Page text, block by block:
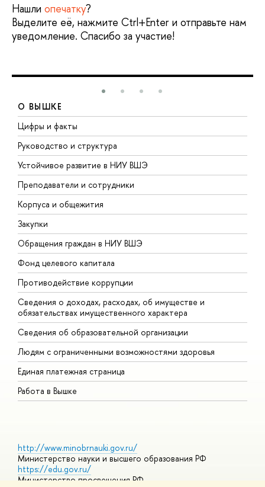
Нашли опечатку?
Выделите её, нажмите Ctrl+Enter и отправьте нам
уведомление. Спасибо за участие!
О ВЫШКЕ
Цифры и факты
Руководство и структура
Устойчивое развитие в НИУ ВШЭ
Преподаватели и сотрудники
Корпуса и общежития
Закупки
Обращения граждан в НИУ ВШЭ
Фонд целевого капитала
Противодействие коррупции
Сведения о доходах, расходах, об имуществе и
обязательствах имущественного характера
Сведения об образовательной организации
Людям с ограниченными возможностями здоровья
Единая платежная страница
Работа в Вышке
http://www.minobrnauki.gov.ru/
Министерство науки и высшего образования РФ
https://edu.gov.ru/
Министерство просвещения РФ